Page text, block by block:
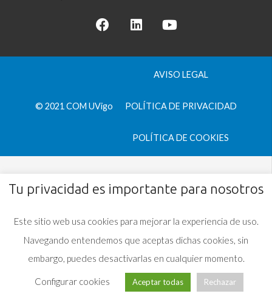
© 2021 COM UVigo
AVISO LEGAL
POLÍTICA DE PRIVACIDAD
POLÍTICA DE COOKIES
Tu privacidad es importante para nosotros
Este sitio web usa cookies para mejorar la experiencia de uso.
Navegando entendemos que aceptas dichas cookies, sin
embargo, puedes desactivarlas en cualquier momento.
Configurar cookies Aceptar todas Rechazar